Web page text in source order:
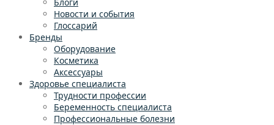
Новости и события
Глоссарий
Бренды
Оборудование
Косметика
Аксессуары
Здоровье специалиста
Трудности профессии
Беременность специалиста
Профессиональные болезни